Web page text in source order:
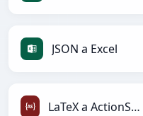
JSON a Excel
LaTeX a ActionScript